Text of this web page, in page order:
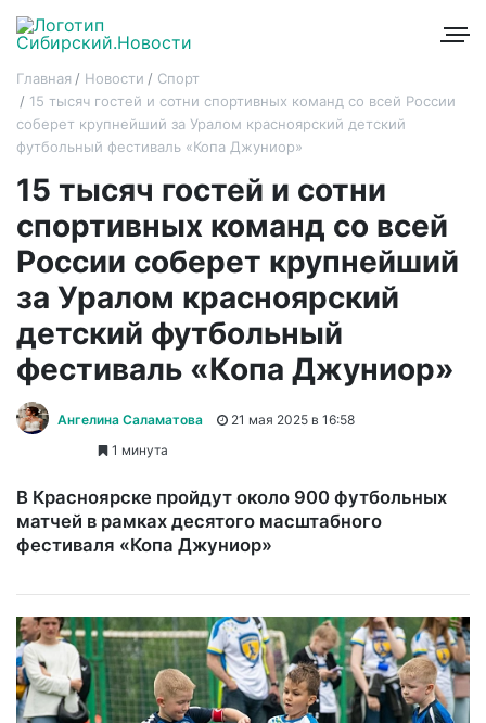
Главная Новости
Спорт
15 тысяч гостей и сотни спортивных команд со всей России
соберет крупнейший за Уралом красноярский детский
футбольный фестиваль «Копа Джуниор»
15 тысяч гостей и сотни
спортивных команд со всей
России соберет крупнейший
за Уралом красноярский
детский футбольный
фестиваль «Копа Джуниор»
Ангелина Саламатова
21 мая 2025 в 16:58
1 минута
В Красноярске пройдут около 900 футбольных
матчей в рамках десятого масштабного
фестиваля «Копа Джуниор»